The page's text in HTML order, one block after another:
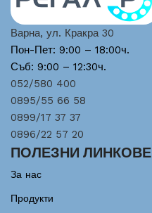
Варна, ул. Кракра 30
Пон-Пет: 9:00 – 18:00ч.
Съб: 9:00 – 12:30ч.
052/580 400
0895/55 66 58
0899/17 37 37
0896/22 57 20
ПОЛЕЗНИ ЛИНКОВЕ
За нас
Продукти